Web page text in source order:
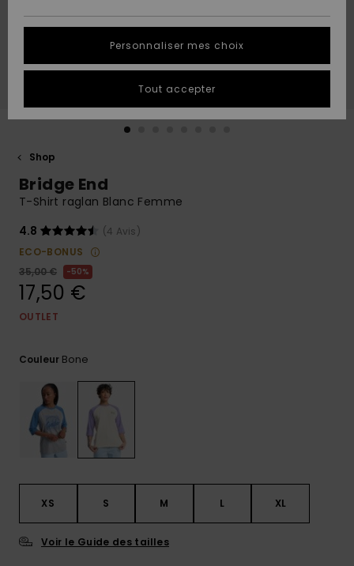
A
Découvrir
A
Découvrir
tailles
conversation
à votre
Démarrer
et notre
contact.
Consulter
QUIKSILVER
Shop
Bridge End
T-Shirt raglan Blanc Femme
4.8
(4 Avis)
ECO-BONUS
35,00 €
50%
17,50 €
OUTLET
Couleur Bone
XS S M L XL
Voir le Guide des tailles
Personnaliser mes choix
Tout accepter